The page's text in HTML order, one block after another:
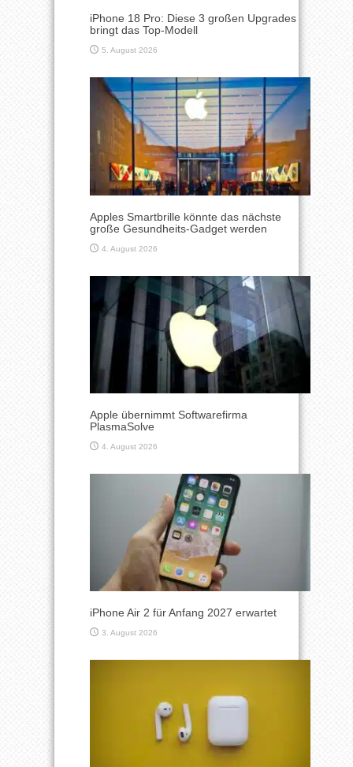
iPhone 18 Pro: Diese 3 großen Upgrades
bringt das Top-Modell
5. August 2026
Apples Smartbrille könnte das nächste
große Gesundheits-Gadget werden
4. August 2026
Apple übernimmt Softwarefirma
PlasmaSolve
4. August 2026
iPhone Air 2 für Anfang 2027 erwartet
3. August 2026